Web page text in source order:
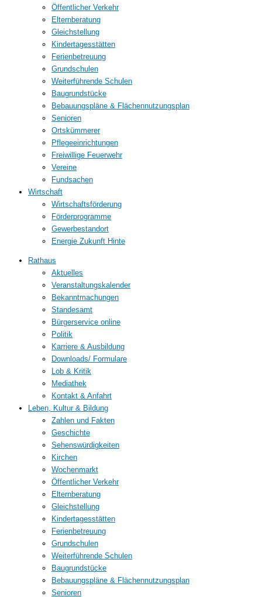
Öffentlicher Verkehr
Elternberatung
Gleichstellung
Kindertagesstätten
Ferienbetreuung
Grundschulen
Weiterführende Schulen
Baugrundstücke
Bebauungspläne & Flächennutzungsplan
Senioren
Ortskümmerer
Pflegeeinrichtungen
Freiwillige Feuerwehr
Vereine
Fundsachen
Wirtschaft
Wirtschaftsförderung
Förderprogramme
Gewerbestandort
Energie Zukunft Hinte
Rathaus
Aktuelles
Veranstaltungskalender
Bekanntmachungen
Standesamt
Bürgerservice online
Politik
Karriere & Ausbildung
Downloads/ Formulare
Lob & Kritik
Mediathek
Kontakt & Anfahrt
Leben, Kultur & Bildung
Zahlen und Fakten
Geschichte
Sehenswürdigkeiten
Kirchen
Wochenmarkt
Öffentlicher Verkehr
Elternberatung
Gleichstellung
Kindertagesstätten
Ferienbetreuung
Grundschulen
Weiterführende Schulen
Baugrundstücke
Bebauungspläne & Flächennutzungsplan
Senioren